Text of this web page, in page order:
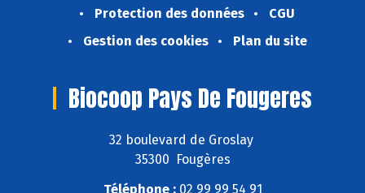
Protection des données
CGU
Gestion des cookies
Plan du site
Biocoop Pays De Fougeres
32 boulevard de Groslay
35300 Fougères
Téléphone :02 99 99 54 91